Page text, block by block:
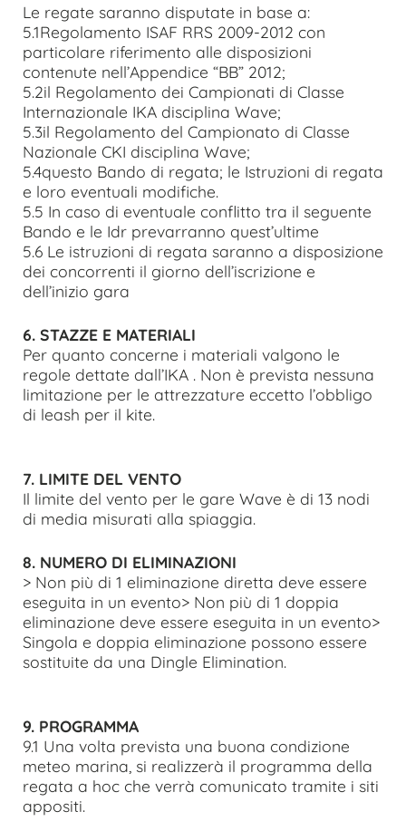
Le regate saranno disputate in base a:
5.1Regolamento ISAF RRS 2009-2012 con
particolare riferimento alle disposizioni
contenute nell’Appendice “BB” 2012;
5.2il Regolamento dei Campionati di Classe
Internazionale IKA disciplina Wave;
5.3il Regolamento del Campionato di Classe
Nazionale CKI disciplina Wave;
5.4questo Bando di regata; le Istruzioni di regata
e loro eventuali modifiche.
5.5 In caso di eventuale conflitto tra il seguente
Bando e le Idr prevarranno quest’ultime
5.6 Le istruzioni di regata saranno a disposizione
dei concorrenti il giorno dell’iscrizione e
dell’inizio gara
6. STAZZE E MATERIALI
Per quanto concerne i materiali valgono le
regole dettate dall’IKA . Non è prevista nessuna
limitazione per le attrezzature eccetto l’obbligo
di leash per il kite.
7. LIMITE DEL VENTO
Il limite del vento per le gare Wave è di 13 nodi
di media misurati alla spiaggia.
8. NUMERO DI ELIMINAZIONI
> Non più di 1 eliminazione diretta deve essere
eseguita in un evento> Non più di 1 doppia
eliminazione deve essere eseguita in un evento>
Singola e doppia eliminazione possono essere
sostituite da una Dingle Elimination.
9. PROGRAMMA
9.1 Una volta prevista una buona condizione
meteo marina, si realizzerà il programma della
regata a hoc che verrà comunicato tramite i siti
appositi.